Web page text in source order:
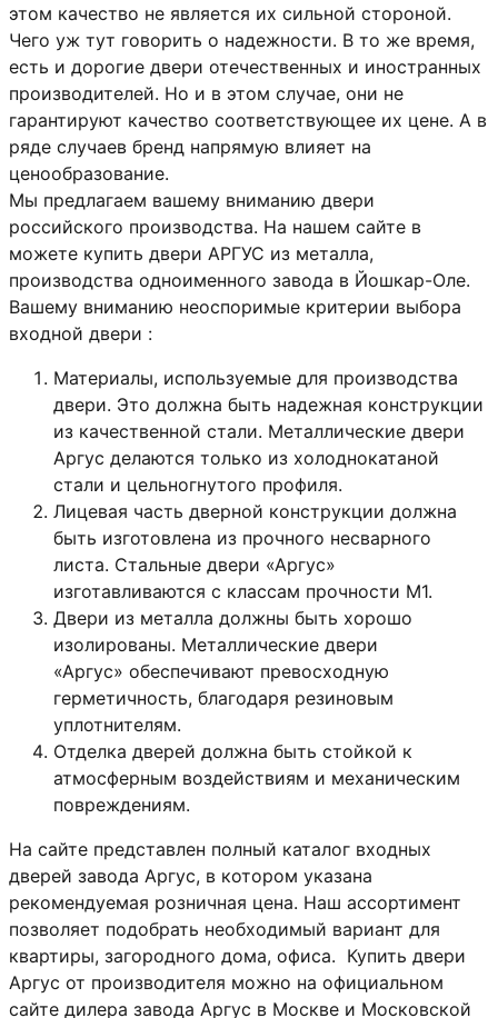
этом качество не является их сильной стороной.
Чего уж тут говорить о надежности. В то же время,
есть и дорогие двери отечественных и иностранных
производителей. Но и в этом случае, они не
гарантируют качество соответствующее их цене. А в
ряде случаев бренд напрямую влияет на
ценообразование.
Мы предлагаем вашему вниманию двери
российского производства. На нашем сайте в
можете купить двери АРГУС из металла,
производства одноименного завода в Йошкар-Оле.
Вашему вниманию неоспоримые критерии выбора
входной двери :
Материалы, используемые для производства
двери. Это должна быть надежная конструкции
из качественной стали. Металлические двери
Аргус делаются только из холоднокатаной
стали и цельногнутого профиля.
Лицевая часть дверной конструкции должна
быть изготовлена из прочного несварного
листа. Стальные двери «Аргус»
изготавливаются с классам прочности М1.
Двери из металла должны быть хорошо
изолированы. Металлические двери
«Аргус» обеспечивают превосходную
герметичность, благодаря резиновым
уплотнителям.
Отделка дверей должна быть стойкой к
атмосферным воздействиям и механическим
повреждениям.
​На сайте представлен полный каталог входных
дверей завода Аргус, в котором указана
рекомендуемая розничная цена. Наш ассортимент
позволяет подобрать необходимый вариант для
квартиры, загородного дома, офиса. Купить двери
Аргус от производителя можно на официальном
сайте дилера завода Аргус в Москве и Московской